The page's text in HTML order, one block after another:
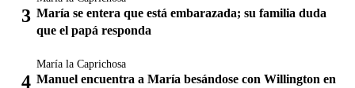
María se entera que está embarazada; su familia duda
que el papá responda
María la Caprichosa
Manuel encuentra a María besándose con Willington en